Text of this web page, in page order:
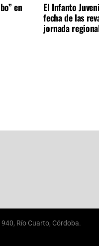
en
El Infanto
fecha de las
jornada
Río Cuarto, Córdoba.